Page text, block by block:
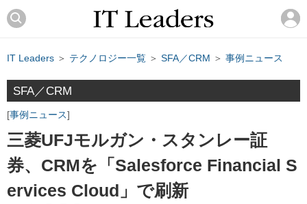
IT Leaders ＞ テクノロジー一覧 ＞ SFA／CRM ＞ 事例ニュース
SFA／CRM
事例ニュース
三菱UFJモルガン・スタンレー証
券、CRMを「Salesforce Financial S
ervices Cloud」で刷新